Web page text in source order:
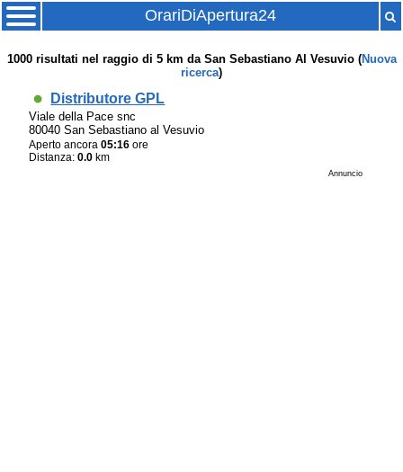
OrariDiApertura24
1000risultati nel raggio di 5 km da San Sebastiano Al Vesuvio (Nuova
ricerca)
Distributore GPL
Viale della Pace snc
80040 San Sebastiano al Vesuvio
Aperto ancora05:16 ore
Distanza:0.0 km
Annuncio